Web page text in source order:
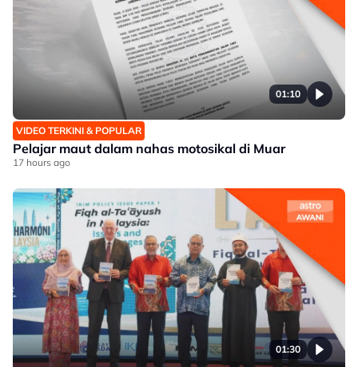
01:10
VIDEO TERKINI & POPULAR
Pelajar maut dalam nahas motosikal di Muar
17 hours ago
01:30